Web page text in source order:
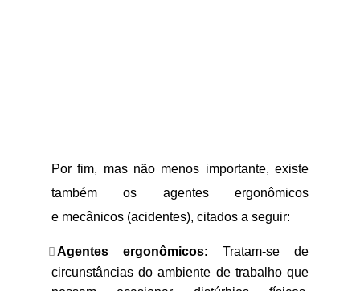
Por fim, mas não menos importante, existe
também os agentes ergonômicos
e mecânicos (acidentes), citados a seguir:
Agentes ergonômicos: Tratam-se de
circunstâncias do ambiente de trabalho que